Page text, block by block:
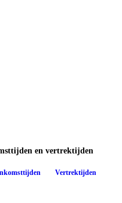
en vertrektijden
Vertrektijden